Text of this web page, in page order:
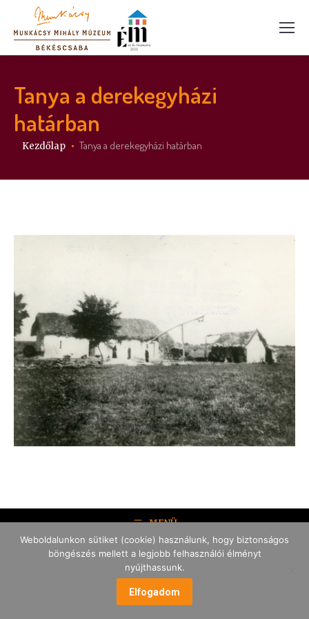
Tanya a derekegyházi
határban
Itt vagy:
Kezdőlap Tanya a derekegyházi határban
MENÜ
Weboldalunkon sütiket (cookie) használunk, hogy biztonságos
böngészés mellett a legjobb felhasználói élményt
nyújthassunk.
Elfogadom